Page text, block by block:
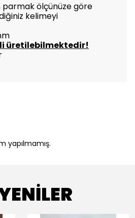
ölçünüze göre
kelimeyi
üretilebilmektedir!
yapılmamış.